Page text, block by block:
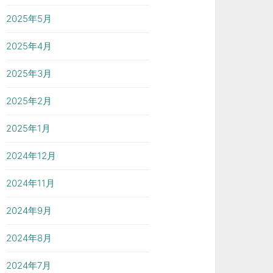
2025年5月
2025年4月
2025年3月
2025年2月
2025年1月
2024年12月
2024年11月
2024年9月
2024年8月
2024年7月